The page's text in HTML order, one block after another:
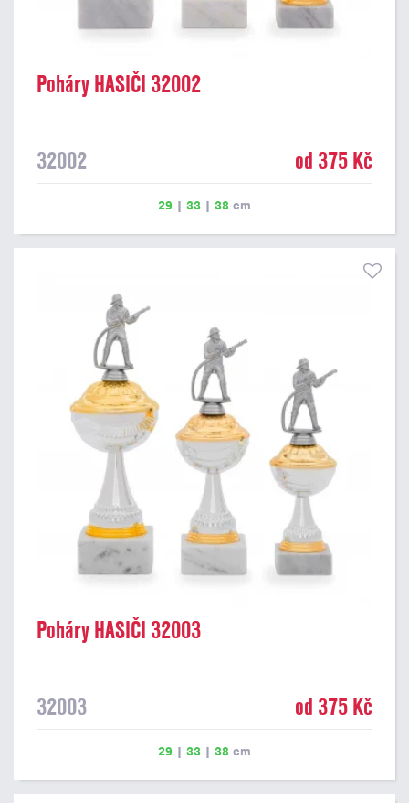
Poháry HASIČI 32002
32002 od 375 Kč
29 | 33 | 38 cm
Poháry HASIČI 32003
32003 od 375 Kč
29 | 33 | 38 cm